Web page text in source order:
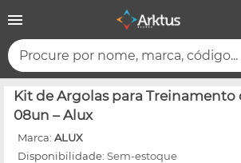
Procure por nome, marca, código...
Kit de Argolas para Treinamento
08un – Alux
Marca: ALUX
Disponibilidade: Sem-estoque